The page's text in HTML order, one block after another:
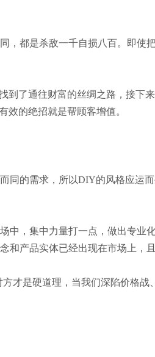
都是杀敌一千自损八百。即使
了通往财富的丝绸之路，接下
效的绝招就是帮顾客增值。
的需求，所以DIY的风格应运
，集中力量打一点，做出专业
产品实体已经出现在市场上，
才是硬道理，当我们深陷价格